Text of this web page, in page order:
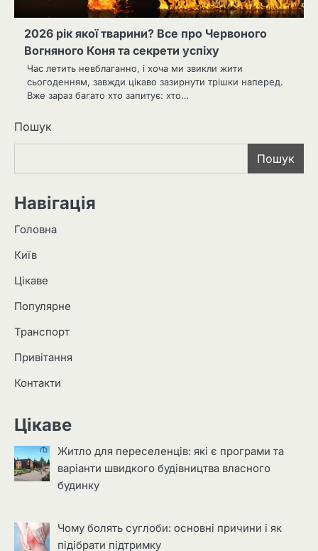
2026 рік якої тварини? Все про Червоного
Вогняного Коня та секрети успіху
Час летить невблаганно, і хоча ми звикли жити
сьогоденням, завжди цікаво зазирнути трішки наперед.
Вже зараз багато хто запитує: хто…
Пошук
Пошук
Навігація
Головна
Київ
Цікаве
Популярне
Транспорт
Привітання
Контакти
Цікаве
Житло для переселенців: які є програми та
варіанти швидкого будівництва власного
будинку
Чому болять суглоби: основні причини і як
підібрати підтримку